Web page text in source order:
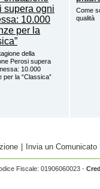
della
Perosi supera
10.000
per la “Classica”
Come
qualità
Invia un Comunicato
Fiscale: 01906060023 -